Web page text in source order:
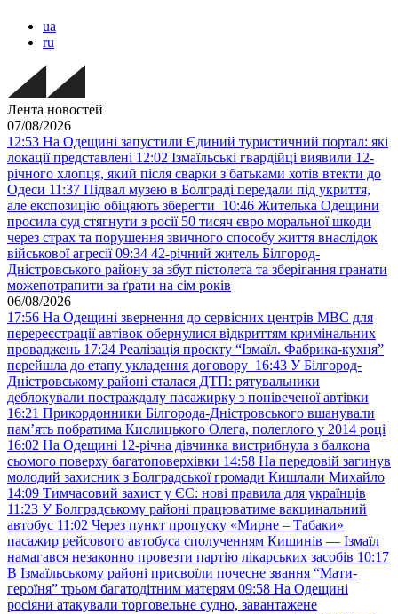
ua
ru
Лента новостей
07/08/2026
12:53 На Одещині запустили Єдиний туристичний портал: які
локації представлені 12:02 Ізмаїльські гвардійці виявили 12-
річного хлопця, який після сварки з батьками хотів втекти до
Одеси 11:37 Підвал музею в Болграді передали під укриття,
але експозицію обіцяють зберегти 10:46 Жителька Одещини
просила суд стягнути з росії 50 тисяч євро моральної шкоди
через страх та порушення звичного способу життя внаслідок
військової агресії 09:34 42-річний житель Білгород-
Дністровського району за збут пістолета та зберігання гранати
можепотрапити за ґрати на сім років
06/08/2026
17:56 На Одещині звернення до сервісних центрів МВС для
перереєстрації автівок обернулися відкриттям кримінальних
проваджень 17:24 Реалізація проєкту “Ізмаїл. Фабрика-кухня”
перейшла до етапу укладення договору 16:43 У Білгород-
Дністровському районі сталася ДТП: рятувальники
деблокували постраждалу пасажирку з понівеченої автівки
16:21 Прикордонники Білгорода-Дністровського вшанували
пам’ять побратима Кислицького Олега, полеглого у 2014 році
16:02 На Одещині 12-річна дівчинка вистрибнула з балкона
сьомого поверху багатоповерхівки 14:58 На передовій загинув
молодий захисник з Болградської громади Кишлали Михайло
14:09 Тимчасовий захист у ЄС: нові правила для українців
11:23 У Болградському районі працюватиме вакцинальний
автобус 11:02 Через пункт пропуску «Мирне – Табаки»
пасажир рейсового автобуса сполученням Кишинів — Ізмаїл
намагався незаконно провезти партію лікарських засобів 10:17
В Ізмаїльському районі присвоїли почесне звання “Мати-
героїня” трьом багатодітним матерям 09:58 На Одещині
росіяни атакували торговельне судно, завантажене